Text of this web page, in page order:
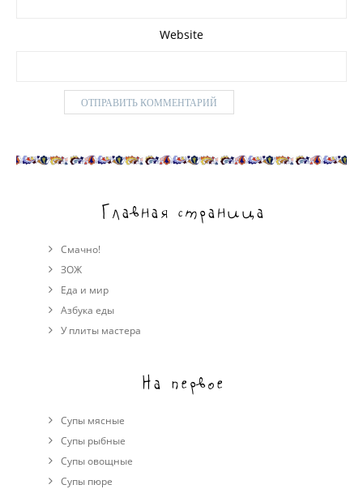
Website
Главная страница
Смачно!
ЗОЖ
Еда и мир
Азбука еды
У плиты мастера
На первое
Супы мясные
Супы рыбные
Супы овощные
Cупы пюре